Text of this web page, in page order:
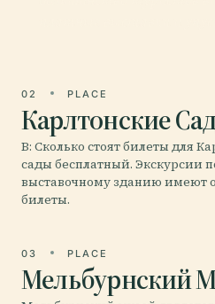
02 PLACE
Карлтонские
В: Сколько стоят билеты для
сады бесплатный. Экскурсии
выставочному зданию имеют
билеты.
03 PLACE
Мельбурнский